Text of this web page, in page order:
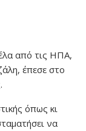
από τις ΗΠΑ,
έπεσε στο
όπως κι
να